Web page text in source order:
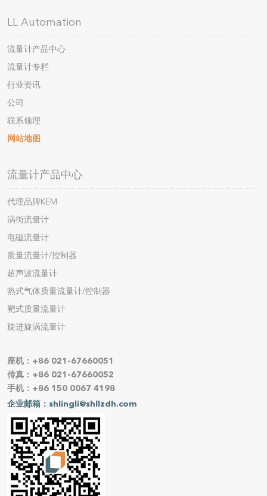
LL Automation
流量计产品中心
流量计专栏
行业资讯
公司
联系领理
网站地图
流量计产品中心
代理品牌KEM
涡街流量计
电磁流量计
质量流量计/控制器
超声波流量计
热式气体质量流量计/控制器
靶式质量流量计
旋进旋涡流量计
座机：+86 021-67660051
传真：+86 021-67660052
手机：+86 150 0067 4198
企业邮箱：shlingli@shllzdh.com